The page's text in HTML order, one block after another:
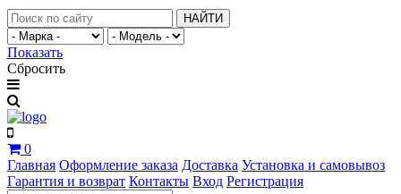
НАЙТИ
Показать
Сбросить
0
Главная Оформление заказа Доставка Установка и самовывоз
Гарантия и возврат Контакты Вход Регистрация